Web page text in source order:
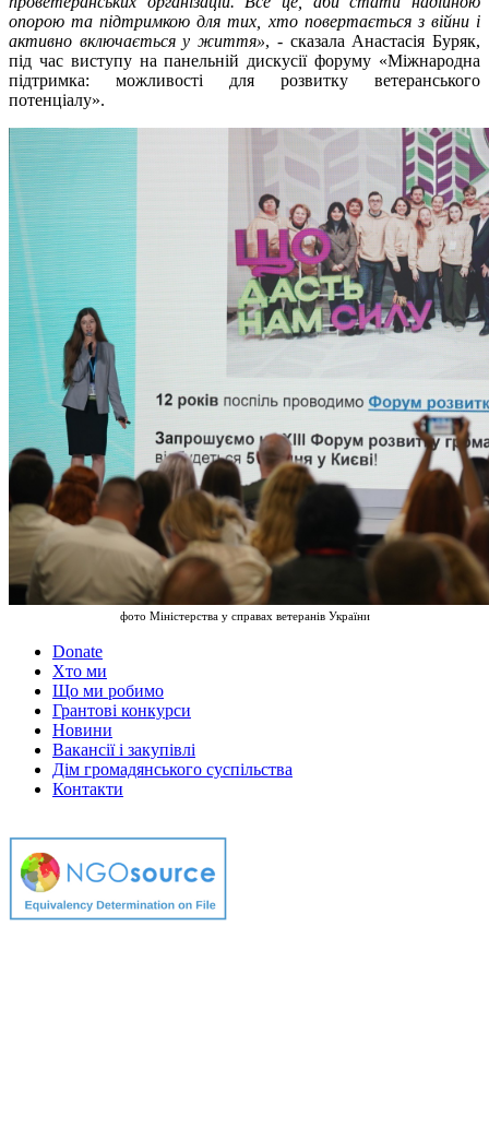
опорою та підтримкою для тих, хто повертається з війни і
активно включається у життя», - сказала Анастасія Буряк,
під час виступу на панельній дискусії форуму «Міжнародна
підтримка: можливості для розвитку ветеранського
потенціалу».
фото Міністерства у справах ветеранів України
Donate
Хто ми
Що ми робимо
Грантові конкурси
Новини
Вакансії і закупівлі
Дім громадянського суспільства
Контакти